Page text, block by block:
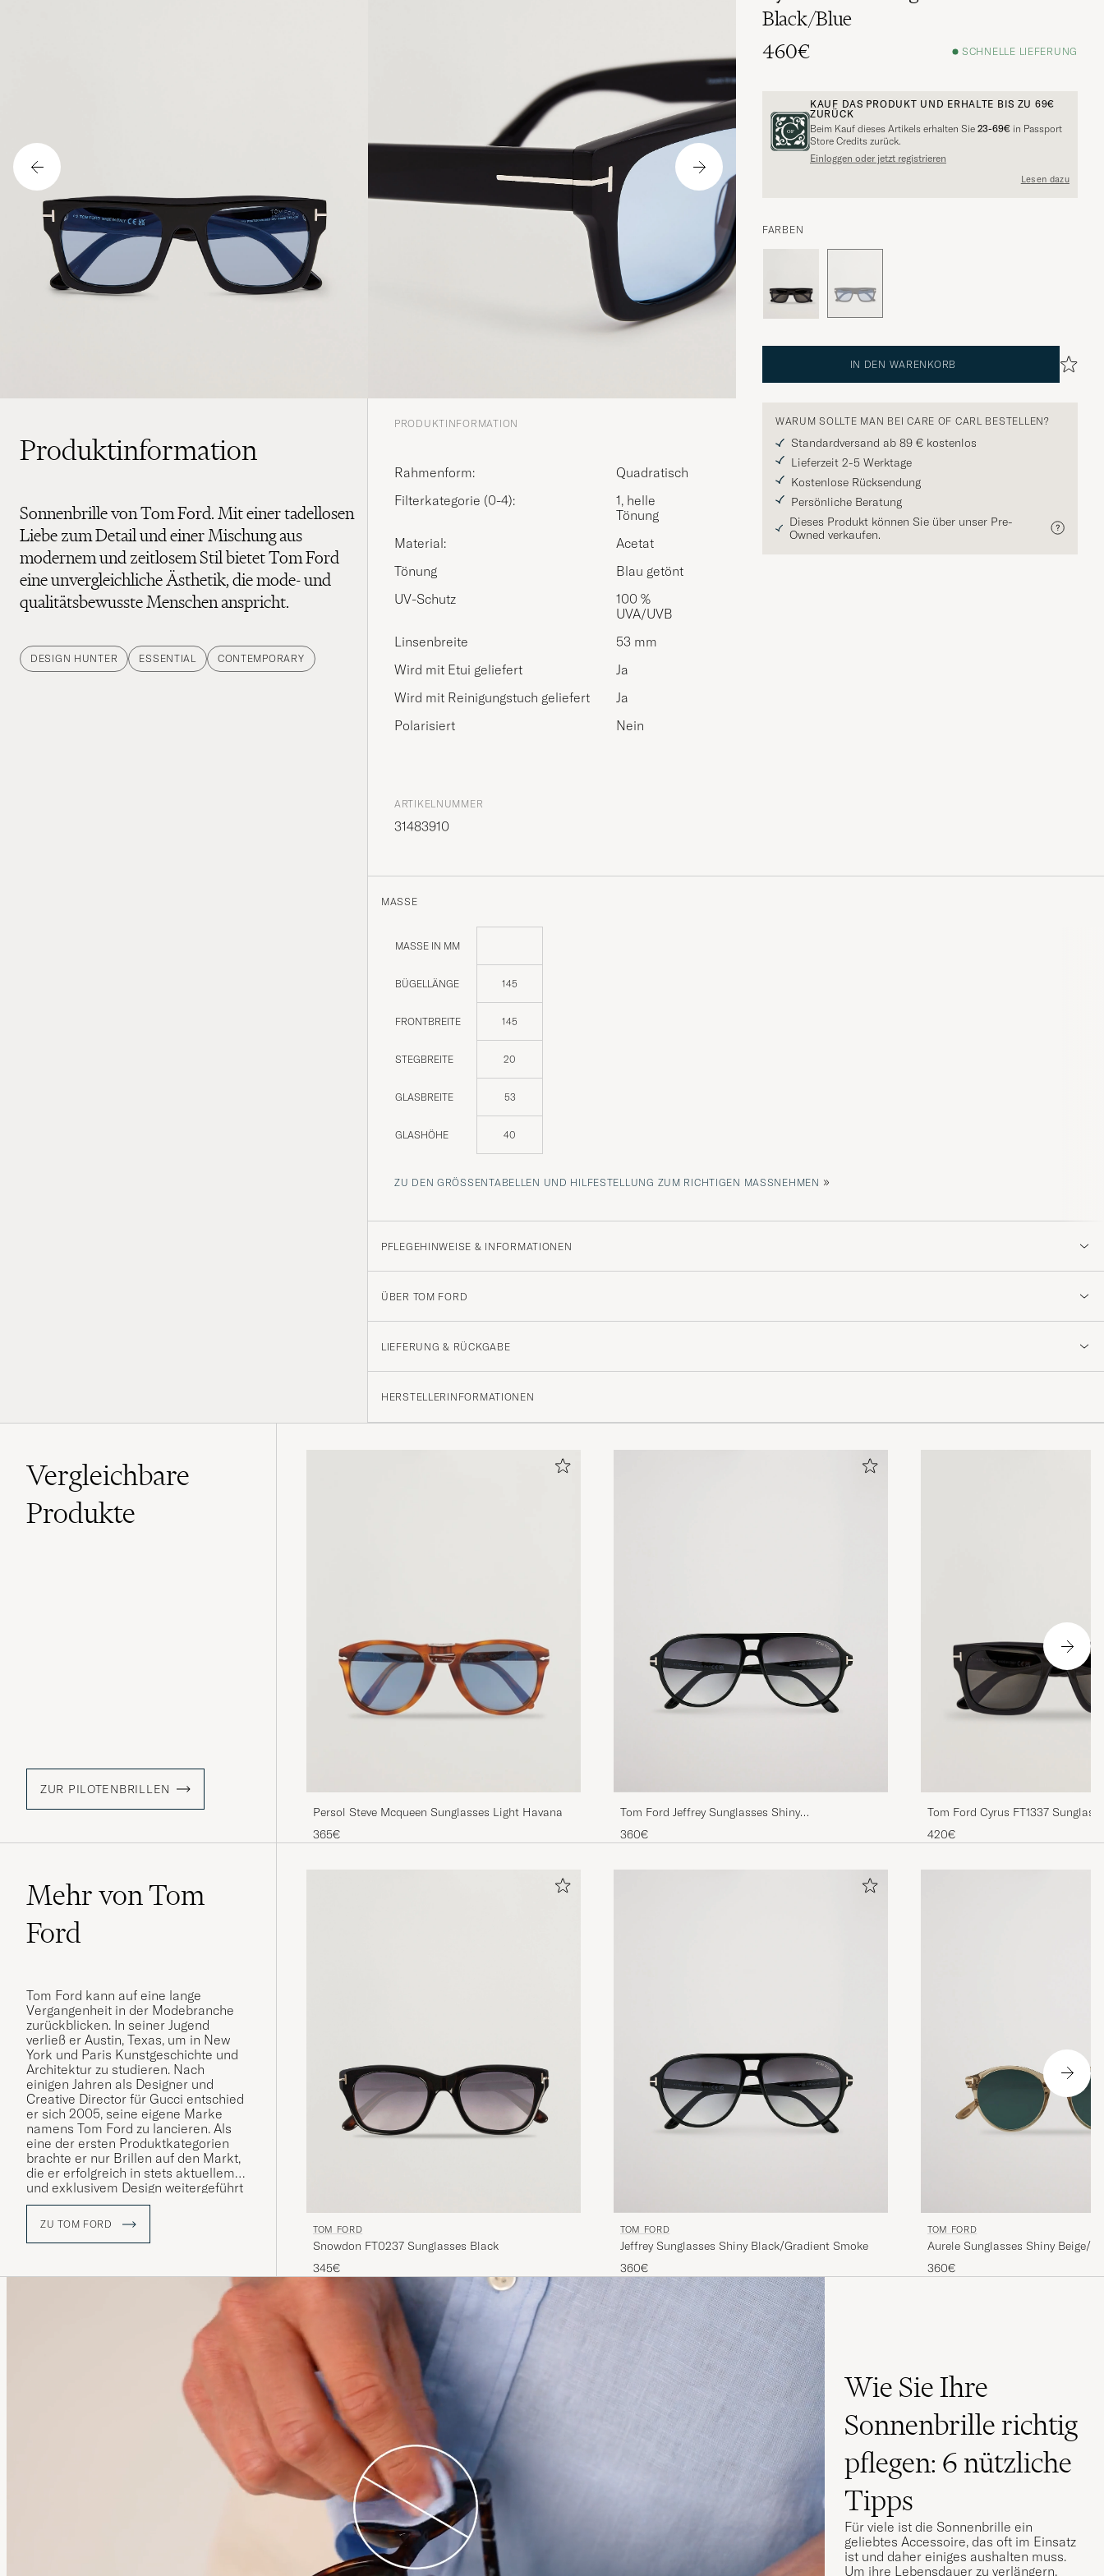
Black/Blue
460€
SCHNELLE LIEFERUNG
KAUF DAS PRODUKT UND ERHALTE BIS ZU 69€
ZURÜCK
Beim Kauf dieses Artikels erhalten Sie 23-69€ in Passport
Store Credits zurück.
Einloggen oder jetzt registrieren
Lesen dazu
FARBEN
IN DEN WARENKORB
WARUM SOLLTE MAN BEI CARE OF CARL BESTELLEN?
Standardversand ab 89 € kostenlos
Lieferzeit 2-5 Werktage
Kostenlose Rücksendung
Persönliche Beratung
Dieses Produkt können Sie über unser Pre-
Owned verkaufen.
Produktinformation
Sonnenbrille von Tom Ford. Mit einer tadellosen
Liebe zum Detail und einer Mischung aus
modernem und zeitlosem Stil bietet Tom Ford
eine unvergleichliche Ästhetik, die mode- und
qualitätsbewusste Menschen anspricht.
DESIGN HUNTER ESSENTIAL CONTEMPORARY
PRODUKTINFORMATION
Rahmenform:
Quadratisch
Filterkategorie (0-4):
1, helle
Tönung
Material:
Acetat
Tönung
Blau getönt
UV-Schutz
100 %
UVA/UVB
Linsenbreite
53 mm
Wird mit Etui geliefert
Ja
Wird mit Reinigungstuch geliefert
Ja
Polarisiert
Nein
ARTIKELNUMMER
31483910
MASSE
MASSE IN MM
BÜGELLÄNGE 145
FRONTBREITE 145
STEGBREITE 20
GLASBREITE 53
GLASHÖHE 40
ZU DEN GRÖSSENTABELLEN UND HILFESTELLUNG ZUM RICHTIGEN MASSNEHMEN »
PFLEGEHINWEISE & INFORMATIONEN
ÜBER TOM FORD
LIEFERUNG & RÜCKGABE
HERSTELLERINFORMATIONEN
Vergleichbare
Produkte
ZUR PILOTENBRILLEN
Persol Steve Mcqueen Sunglasses Light Havana
365€
Tom Ford Jeffrey Sunglasses Shiny
Black/Gradient Smoke
360€
Tom Ford Cyrus FT1337
420€
Mehr von Tom
Ford
Tom Ford kann auf eine lange
Vergangenheit in der Modebranche
zurückblicken. In seiner Jugend
verließ er Austin, Texas, um in New
York und Paris Kunstgeschichte und
Architektur zu studieren. Nach
einigen Jahren als Designer und
Creative Director für Gucci entschied
er sich 2005, seine eigene Marke
namens Tom Ford zu lancieren. Als
eine der ersten Produktkategorien
brachte er nur Brillen auf den Markt,
die er erfolgreich in stets aktuellem
und exklusivem Design weitergeführt
hat.
ZU TOM FORD TOM FORD
Snowdon FT0237 Sunglasses Black
345€
TOM FORD
Jeffrey Sunglasses Shiny Black/Gradient Smoke
360€
TOM FORD
Aurele Sunglasses Shiny Beige/
360€
Wie Sie Ihre
Sonnenbrille richtig
pflegen: 6 nützliche
Tipps
Für viele ist die Sonnenbrille ein
geliebtes Accessoire, das oft im Einsatz
ist und daher einiges aushalten muss.
Um ihre Lebensdauer zu verlängern,